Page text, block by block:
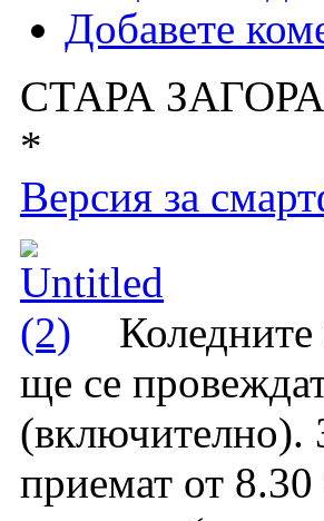
Добавете
СТАРА
*
Версия за
ще се
(включително).
приемат от